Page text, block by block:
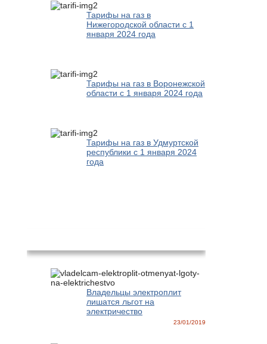
Тарифы на газ в
Нижегородской области с 1
января 2024 года
Тарифы на газ в Воронежской
области с 1 января 2024 года
Тарифы на газ в Удмуртской
республики с 1 января 2024
года
Владельцы электроплит
лишатся льгот на
электричество
23/01/2019